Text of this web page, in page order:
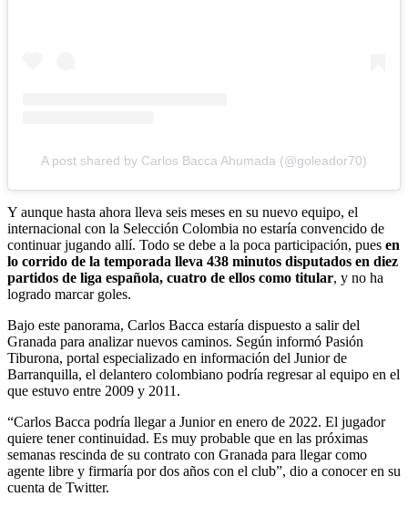
A post shared by Carlos Bacca Ahumada (@goleador70)
Y aunque hasta ahora lleva seis meses en su nuevo equipo, el
internacional con la Selección Colombia no estaría convencido de
continuar jugando allí. Todo se debe a la poca participación, pues en
lo corrido de la temporada lleva 438 minutos disputados en diez
partidos de liga española, cuatro de ellos como titular, y no ha
logrado marcar goles.
Bajo este panorama, Carlos Bacca estaría dispuesto a salir del
Granada para analizar nuevos caminos. Según informó Pasión
Tiburona, portal especializado en información del Junior de
Barranquilla, el delantero colombiano podría regresar al equipo en el
que estuvo entre 2009 y 2011.
“Carlos Bacca podría llegar a Junior en enero de 2022. El jugador
quiere tener continuidad. Es muy probable que en las próximas
semanas rescinda de su contrato con Granada para llegar como
agente libre y firmaría por dos años con el club”, dio a conocer en su
cuenta de Twitter.